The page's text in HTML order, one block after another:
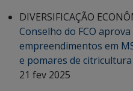
DIVERSIFICAÇÃO
Conselho do FCO
empreendimentos em
e pomares de citricultura
21 fev 2025